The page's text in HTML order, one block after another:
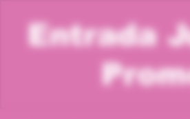
Entrada